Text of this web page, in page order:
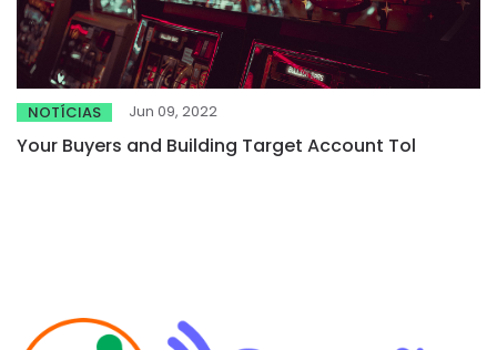
NOTÍCIAS Jun 09, 2022
Your Buyers and Building Target Account Tol